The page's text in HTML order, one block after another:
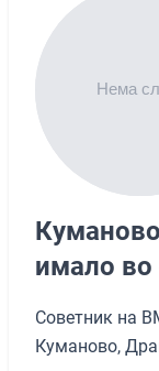
имало во
Советник на
Куманово,